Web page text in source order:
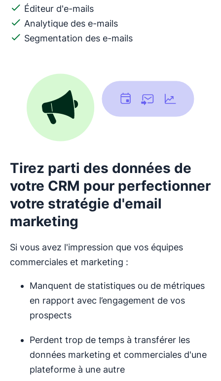
Éditeur d'e-mails
Analytique des e-mails
Segmentation des e-mails
Tirez parti des données de
votre CRM pour perfectionner
votre stratégie d'email
marketing
Si vous avez l'impression que vos équipes
commerciales et marketing :
Manquent de statistiques ou de métriques
en rapport avec l’engagement de vos
prospects
Perdent trop de temps à transférer les
données marketing et commerciales d'une
plateforme à une autre